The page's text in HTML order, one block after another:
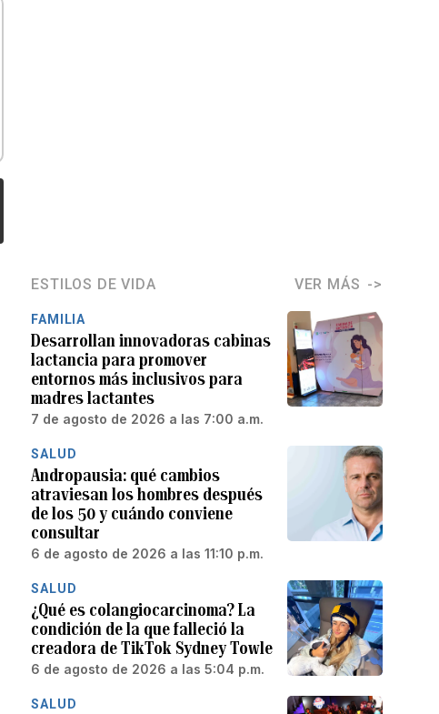
ESTILOS DE VIDA VER MÁS
FAMILIA
Desarrollan innovadoras cabinas
lactancia para promover
entornos más inclusivos para
madres lactantes
7 de agosto de 2026 a las 7:00 a.m.
SALUD
Andropausia: qué cambios
atraviesan los hombres después
de los 50 y cuándo conviene
consultar
6 de agosto de 2026 a las 11:10 p.m.
SALUD
¿Qué es colangiocarcinoma? La
condición de la que falleció la
creadora de TikTok Sydney Towle
6 de agosto de 2026 a las 5:04 p.m.
SALUD